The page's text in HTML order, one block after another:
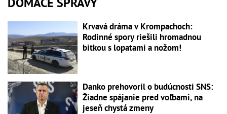
Krvavá dráma v Krompachoch:
Rodinné spory riešili hromadnou
bitkou s lopatami a nožom!
Danko prehovoril o budúcnosti SNS:
Žiadne spájanie pred voľbami, na
jeseň chystá zmeny